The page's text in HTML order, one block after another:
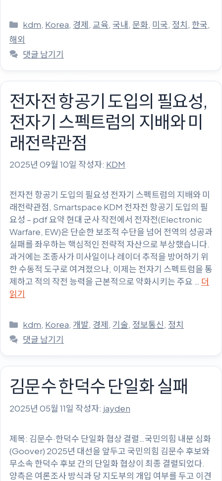
카
테
고
리
kdm, Korea, 경제,교육,국내,문화, 미국, 정치, 한국,
해외
댓글 남기기
전자전 항공기 도입의 필요성,
전자기 스펙트럼의 지배와 미
래전략관점
2025년 09월 10일 작성자: KDM
전자전 항공기 도입의 필요성 전자기 스펙트럼의 지배와 미
래전략관점, Smartspace KDM 전자전 항공기 도입의 필
요성 – pdf 요약 현대 군사 작전에서 전자전(Electronic
Warfare, EW)은 단순한 보조적 수단을 넘어 전역의 성공과
실패를 좌우하는 핵심적인 전략적 자산으로 부상했습니다.
과거에는 조종사가 미사일이나 레이더 추적을 방어하기 위
한 수동적 도구로 여겨졌으나, 이제는 전자기 스펙트럼을 통
제하고 적의 작전 능력을 근본적으로 약화시키는 주요 … 더
읽기
카
테
고
리
kdm, Korea, 개발, 경제, 기술, 정보통신, 정치
댓글 남기기
김문수 한덕수 단일화 실패
2025년 05월 11일 작성자: jayden
제목: 김문수·한덕수 단일화 협상 결렬…국민의힘 내분 심화
(Goover) 2025년 대선을 앞두고 국민의힘 김문수 후보와
무소속 한덕수 후보 간의 단일화 협상이 최종 결렬되었다.
양측은 여론조사 방식과 당 지도부의 개입 여부를 두고 이견